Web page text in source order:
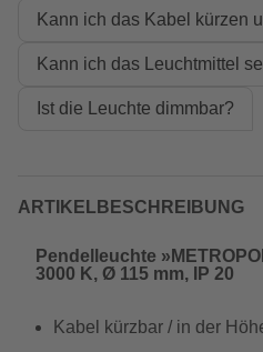
Kann ich das Kabel kürzen
Kann ich das Leuchtmittel
Ist die Leuchte dimmbar?
ARTIKELBESCHREIBUNG
Pendelleuchte
3000 K, Ø 115 mm, IP 20
Kabel kürzbar / in der